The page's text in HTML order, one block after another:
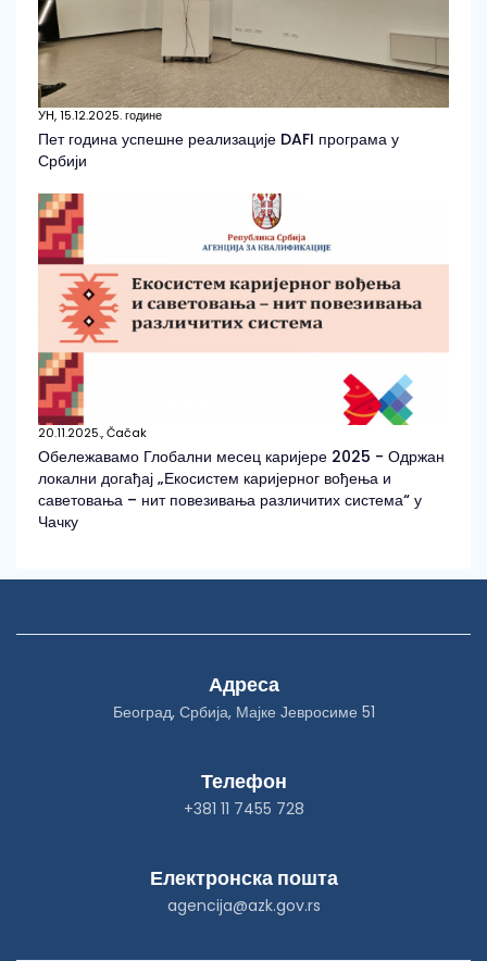
УН, 15.12.2025. године
Пет година успешне реализације DAFI програма у
Србији
20.11.2025., Čačak
Обележавамо Глобални месец каријере 2025 - Одржан
локални догађај „Екосистем каријерног вођења и
саветовања – нит повезивања различитих система“ у
Чачку
Адреса
Београд, Србија, Мајке Јевросиме 51
Телефон
+381 11 7455 728
Електронска пошта
agencija@azk.gov.rs